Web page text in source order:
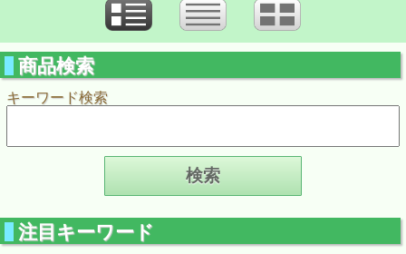
商品検索
キーワード検索
注目キーワード